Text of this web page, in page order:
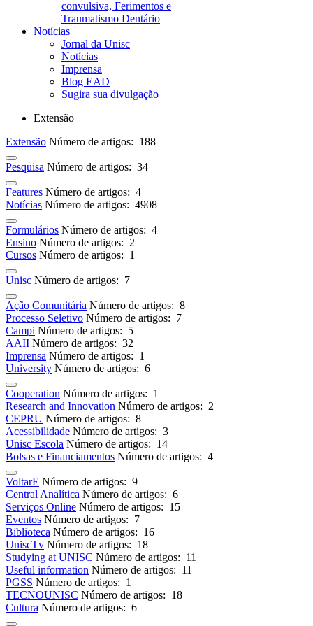
convulsiva, Ferimentos e
Traumatismo Dentário
Notícias
Jornal da Unisc
Notícias
Imprensa
Blog EAD
Sugira sua divulgação
Extensão
Extensão Número de artigos: 188
Pesquisa Número de artigos: 34
Features Número de artigos: 4
Notícias Número de artigos: 4908
Formulários Número de artigos: 4
Ensino Número de artigos: 2
Cursos Número de artigos: 1
Unisc Número de artigos: 7
Ação Comunitária Número de artigos: 8
Processo Seletivo Número de artigos: 7
Campi Número de artigos: 5
AAII Número de artigos: 32
Imprensa Número de artigos: 1
University Número de artigos: 6
Cooperation Número de artigos: 1
Research and Innovation Número de artigos: 2
CEPRU Número de artigos: 8
Acessibilidade Número de artigos: 3
Unisc Escola Número de artigos: 14
Bolsas e Financiamentos Número de artigos: 4
VoltarE Número de artigos: 9
Central Analítica Número de artigos: 6
Serviços Online Número de artigos: 15
Eventos Número de artigos: 7
Biblioteca Número de artigos: 16
UniscTv Número de artigos: 18
Studying at UNISC Número de artigos: 11
Useful information Número de artigos: 11
PGSS Número de artigos: 1
TECNOUNISC Número de artigos: 18
Cultura Número de artigos: 6